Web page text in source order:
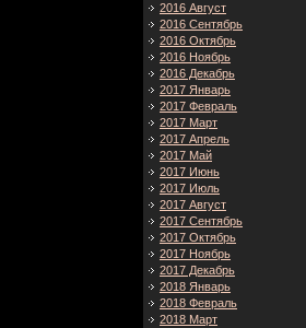
2016 Август
2016 Сентябрь
2016 Октябрь
2016 Ноябрь
2016 Декабрь
2017 Январь
2017 Февраль
2017 Март
2017 Апрель
2017 Май
2017 Июнь
2017 Июль
2017 Август
2017 Сентябрь
2017 Октябрь
2017 Ноябрь
2017 Декабрь
2018 Январь
2018 Февраль
2018 Март